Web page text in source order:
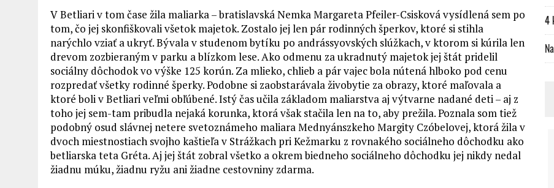
V Betliari v tom čase žila maliarka – bratislavská Nemka Margareta Pfeiler-Csisková vysídlená sem po
tom, čo jej skonfiškovali všetok majetok. Zostalo jej len pár rodinných šperkov, ktoré si stihla
narýchlo vziať a ukryť. Bývala v studenom bytíku po andrássyovských slúžkach, v ktorom si kúrila len
drevom zozbieraným v parku a blízkom lese. Ako odmenu za ukradnutý majetok jej štát pridelil
sociálny dôchodok vo výške 125 korún. Za mlieko, chlieb a pár vajec bola nútená hlboko pod cenu
rozpredať všetky rodinné šperky. Podobne si zaobstarávala živobytie za obrazy, ktoré maľovala a
ktoré boli v Betliari veľmi obľúbené. Istý čas učila základom maliarstva aj výtvarne nadané deti – aj z
toho jej sem-tam pribudla nejaká korunka, ktorá však stačila len na to, aby prežila. Poznala som tiež
podobný osud slávnej netere svetoznámeho maliara Mednyánszkeho Margity Czóbelovej, ktorá žila v
dvoch miestnostiach svojho kaštieľa v Strážkach pri Kežmarku z rovnakého sociálneho dôchodku ako
betliarska teta Gréta. Aj jej štát zobral všetko a okrem biedneho sociálneho dôchodku jej nikdy nedal
žiadnu múku, žiadnu ryžu ani žiadne cestovniny zdarma.
4